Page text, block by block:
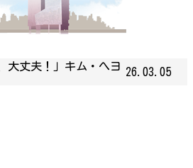
大丈夫！」キム・へヨ 26.03.05